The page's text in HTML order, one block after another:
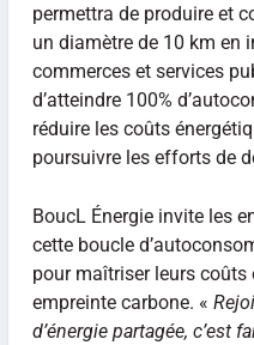
permettra de produire et
un diamètre de 10 km en
commerces et services
d’atteindre 100%
réduire les coûts
poursuivre les efforts de
BoucL Énergie invite les
cette boucle
pour maîtriser leurs coûts
empreinte carbone. «
d’énergie partagée, c’est